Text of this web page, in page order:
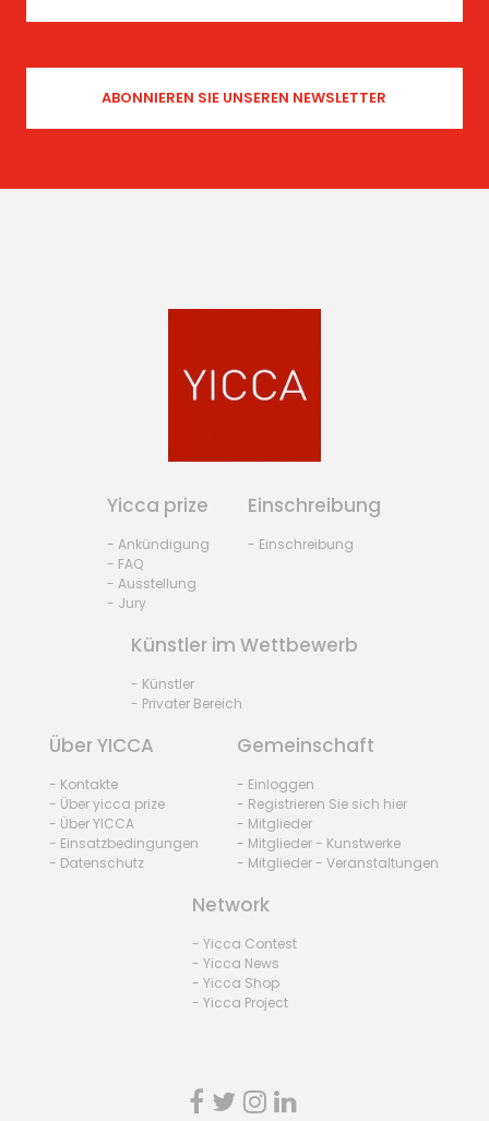
Yicca prize
- Ankündigung
- FAQ
- Ausstellung
- Jury
Einschreibung
- Einschreibung
Künstler im Wettbewerb
- Künstler
- Privater Bereich
Über YICCA
- Kontakte
- Über yicca prize
- Über YICCA
- Einsatzbedingungen
- Datenschutz
Gemeinschaft
- Einloggen
- Registrieren Sie sich hier
- Mitglieder
- Mitglieder - Kunstwerke
- Mitglieder - Veranstaltungen
Network
- Yicca Contest
- Yicca News
- Yicca Shop
- Yicca Project